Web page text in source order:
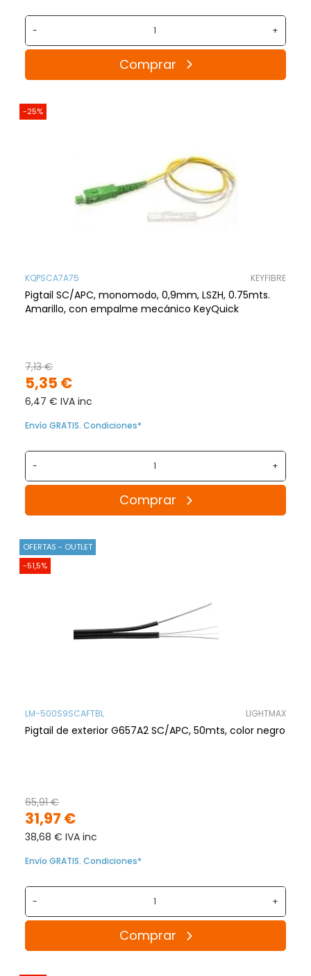
- +
Comprar
-25%
KQPSCA7A75 KEYFIBRE
Pigtail SC/APC, monomodo, 0,9mm, LSZH, 0.75mts.
Amarillo, con empalme mecánico KeyQuick
5,35 €
7,13 €
6,47 € IVA inc
Envío GRATIS. Condiciones*
- +
Comprar
OFERTAS - OUTLET
-51,5%
LM-500S9SCAFTBL LIGHTMAX
Pigtail de exterior G657A2 SC/APC, 50mts, color negro
31,97 €
65,91 €
38,68 € IVA inc
Envío GRATIS. Condiciones*
- +
Comprar